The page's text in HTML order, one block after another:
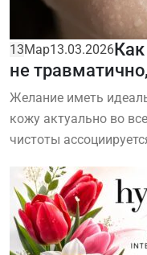
13Мар13.03.2026
не
Желание иметь
кожу актуально во
чистоты